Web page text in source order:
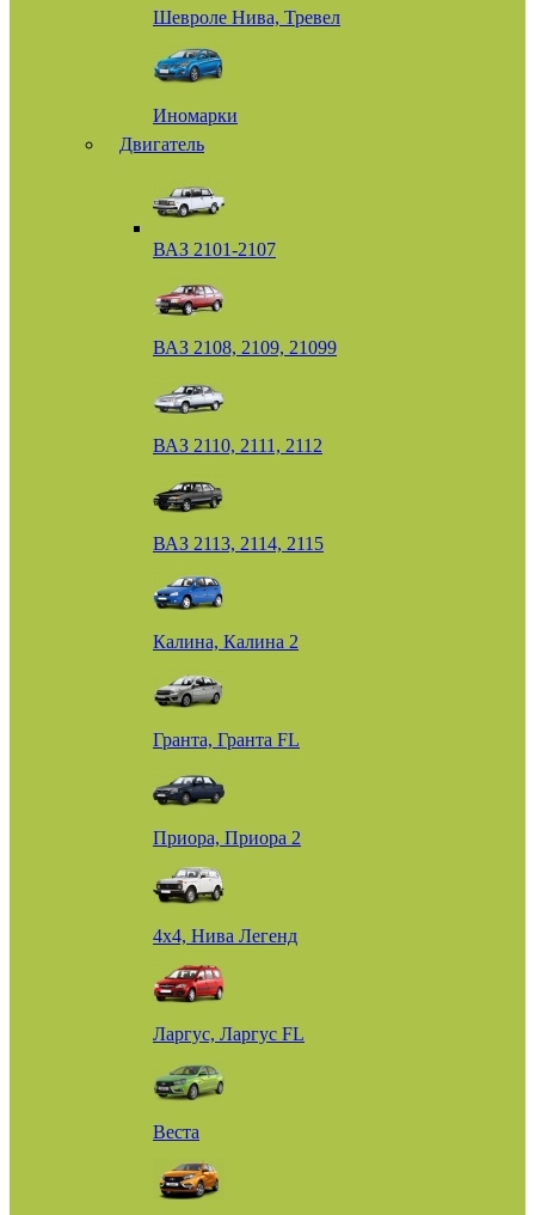
Шевроле Нива, Тревел
Иномарки
Двигатель
ВАЗ 2101-2107
ВАЗ 2108, 2109, 21099
ВАЗ 2110, 2111, 2112
ВАЗ 2113, 2114, 2115
Калина, Калина 2
Гранта, Гранта FL
Приора, Приора 2
4х4, Нива Легенд
Ларгус, Ларгус FL
Веста